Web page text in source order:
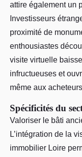
attire également un
Investisseurs
proximité de
enthousiastes
visite virtuelle
infructueuses et
même aux
Spécificités du
Valoriser le bâti
L’intégration de la
immobilier Loire